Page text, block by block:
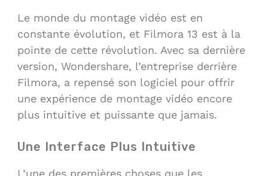
Le monde du montage vidéo est en
constante évolution, et Filmora 13 est à la
pointe de cette révolution. Avec sa dernière
version, Wondershare, l’entreprise derrière
Filmora, a repensé son logiciel pour offrir
une expérience de montage vidéo encore
plus intuitive et puissante que jamais.
Une Interface Plus Intuitive
L’une des premières choses que les